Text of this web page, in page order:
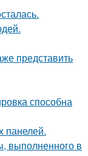
представить
способна
панелей.
выполненного в